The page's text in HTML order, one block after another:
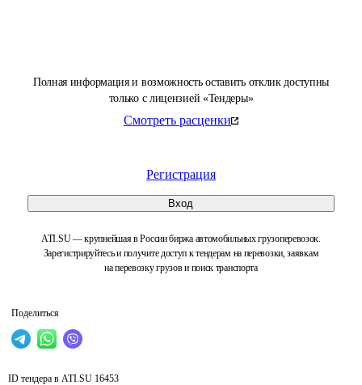
Полная информация и возможность оставить отклик доступны
только с лицензией «Тендеры»
Смотреть расценки
Регистрация
Вход
ATI.SU — крупнейшая в России биржа автомобильных грузоперевозок.
Зарегистрируйтесь и получите доступ к тендерам на перевозки, заявкам
на перевозку грузов и поиск транспорта
Поделиться
ID тендера в ATI.SU 16453